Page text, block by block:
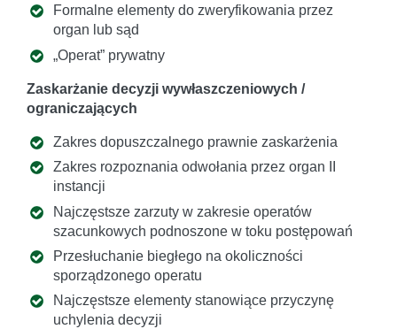
Formalne elementy do zweryfikowania przez
organ lub sąd
„Operat” prywatny
Zaskarżanie decyzji wywłaszczeniowych /
ograniczających
Zakres dopuszczalnego prawnie zaskarżenia
Zakres rozpoznania odwołania przez organ II
instancji
Najczęstsze zarzuty w zakresie operatów
szacunkowych podnoszone w toku postępowań
Przesłuchanie biegłego na okoliczności
sporządzonego operatu
Najczęstsze elementy stanowiące przyczynę
uchylenia decyzji